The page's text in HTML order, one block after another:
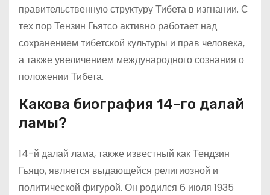
правительственную структуру Тибета в изгнании. С
тех пор Тензин Гьятсо активно работает над
сохранением тибетской культуры и прав человека,
а также увеличением международного сознания о
положении Тибета.
Какова биография 14-го далай
ламы?
14-й далай лама, также известный как Тендзин
Гьяцо, является выдающейся религиозной и
политической фигурой. Он родился 6 июля 1935